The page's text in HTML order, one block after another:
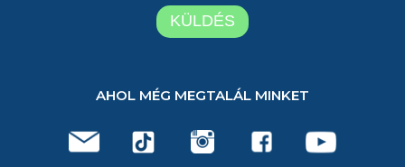
AHOL MÉG MEGTALÁL MINKET